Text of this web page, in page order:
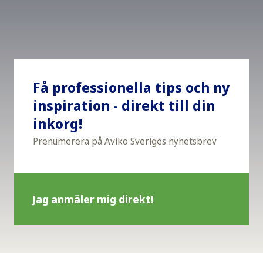
Få professionella tips och ny
inspiration - direkt till din
inkorg!
Prenumerera på Aviko Sveriges nyhetsbrev
Jag anmäler mig direkt!